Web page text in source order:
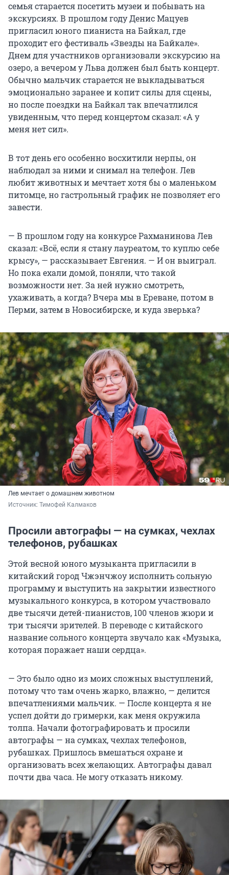
семья старается посетить музеи и побывать на
экскурсиях. В прошлом году Денис Мацуев
пригласил юного пианиста на Байкал, где
проходит его фестиваль «Звезды на Байкале».
Днем для участников организовали экскурсию на
озеро, а вечером у Льва должен был быть концерт.
Обычно мальчик старается не выкладываться
эмоционально заранее и копит силы для сцены,
но после поездки на Байкал так впечатлился
увиденным, что перед концертом сказал: «А у
меня нет сил».
В тот день его особенно восхитили нерпы, он
наблюдал за ними и снимал на телефон. Лев
любит животных и мечтает хотя бы о маленьком
питомце, но гастрольный график не позволяет его
завести.
— В прошлом году на конкурсе Рахманинова Лев
сказал: «Всё, если я стану лауреатом, то куплю себе
крысу», — рассказывает Евгения. — И он выиграл.
Но пока ехали домой, поняли, что такой
возможности нет. За ней нужно смотреть,
ухаживать, а когда? Вчера мы в Ереване, потом в
Перми, затем в Новосибирске, и куда зверька?
Лев мечтает о домашнем животном
Источник: Тимофей Калмаков
Просили автографы — на сумках, чехлах
телефонов, рубашках
Этой весной юного музыканта пригласили в
китайский город Чжэнчжоу исполнить сольную
программу и выступить на закрытии известного
музыкального конкурса, в котором участвовало
две тысячи детей-пианистов, 100 членов жюри и
три тысячи зрителей. В переводе с китайского
название сольного концерта звучало как «Музыка,
которая поражает наши сердца».
— Это было одно из моих сложных выступлений,
потому что там очень жарко, влажно, — делится
впечатлениями мальчик. — После концерта я не
успел дойти до гримерки, как меня окружила
толпа. Начали фотографировать и просили
автографы — на сумках, чехлах телефонов,
рубашках. Пришлось вмешаться охране и
организовать всех желающих. Автографы давал
почти два часа. Не могу отказать никому.